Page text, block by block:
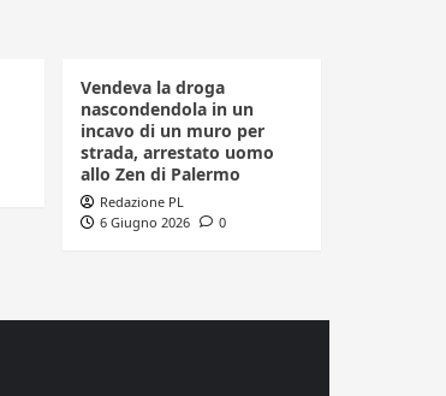
Vendeva la droga
nascondendola in un
incavo di un muro per
strada, arrestato uomo
allo Zen di Palermo
Redazione PL
6 Giugno 2026
0